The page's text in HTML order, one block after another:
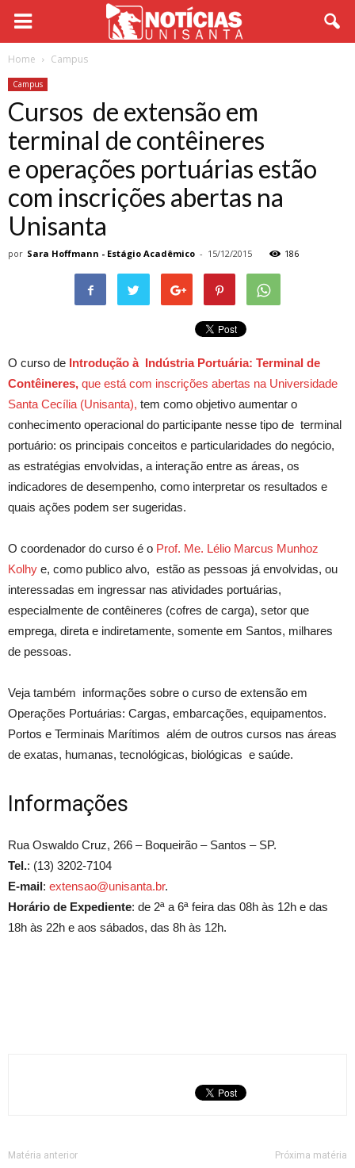
Home Campus
Campus
Cursos de extensão em
terminal de contêineres
e operações portuárias estão
com inscrições abertas na
Unisanta
por Sara Hoffmann - Estágio Acadêmico - 15/12/2015 186
O curso de Introdução à Indústria Portuária: Terminal de
Contêineres, que está com inscrições abertas na Universidade
Santa Cecília (Unisanta), tem como objetivo aumentar o
conhecimento operacional do participante nesse tipo de terminal
portuário: os principais conceitos e particularidades do negócio,
as estratégias envolvidas, a interação entre as áreas, os
indicadores de desempenho, como interpretar os resultados e
quais ações podem ser sugeridas.
O coordenador do curso é o Prof. Me. Lélio Marcus Munhoz
Kolhy e, como publico alvo, estão as pessoas já envolvidas, ou
interessadas em ingressar nas atividades portuárias,
especialmente de contêineres (cofres de carga), setor que
emprega, direta e indiretamente, somente em Santos, milhares
de pessoas.
Veja também informações sobre o curso de extensão em
Operações Portuárias: Cargas, embarcações, equipamentos.
Portos e Terminais Marítimos além de outros cursos nas áreas
de exatas, humanas, tecnológicas, biológicas e saúde.
Informações
Rua Oswaldo Cruz, 266 – Boqueirão – Santos – SP.
Tel.: (13) 3202-7104
E-mail: extensao@unisanta.br.
Horário de Expediente: de 2ª a 6ª feira das 08h às 12h e das
18h às 22h e aos sábados, das 8h às 12h.
Matéria anterior Próxima matéria